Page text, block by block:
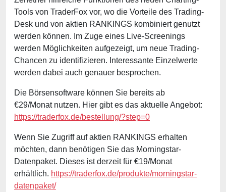
Tools von TraderFox vor, wo die Vorteile des Trading-
Desk und von aktien RANKINGS kombiniert genutzt
werden können. Im Zuge eines Live-Screenings
werden Möglichkeiten aufgezeigt, um neue Trading-
Chancen zu identifizieren. Interessante Einzelwerte
werden dabei auch genauer besprochen.
Die Börsensoftware können Sie bereits ab
€29/Monat nutzen. Hier gibt es das aktuelle Angebot:
https://traderfox.de/bestellung/?step=0
Wenn Sie Zugriff auf aktien RANKINGS erhalten
möchten, dann benötigen Sie das Morningstar-
Datenpaket. Dieses ist derzeit für €19/Monat
erhältlich. https://traderfox.de/produkte/morningstar-
datenpaket/